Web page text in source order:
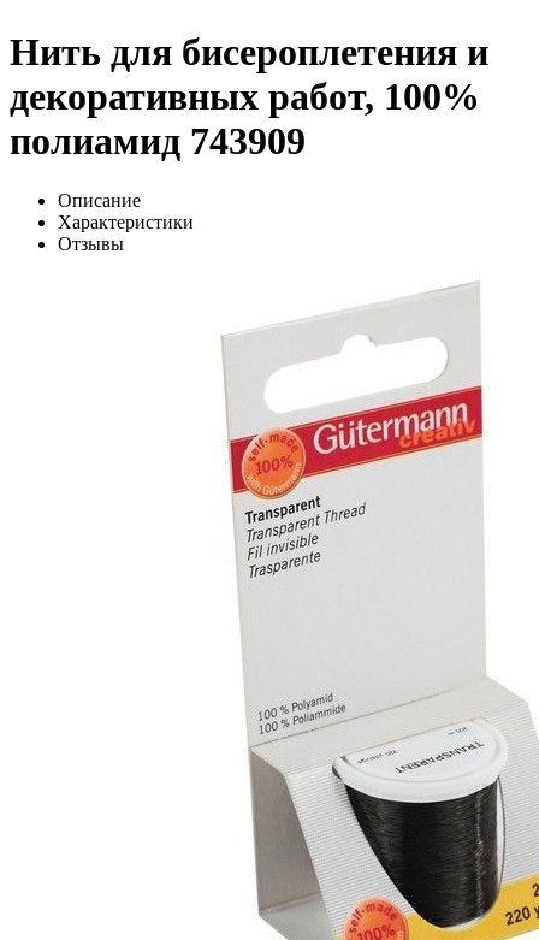
Нить для бисероплетения и
декоративных работ, 100%
полиамид 743909
Описание
Характеристики
Отзывы